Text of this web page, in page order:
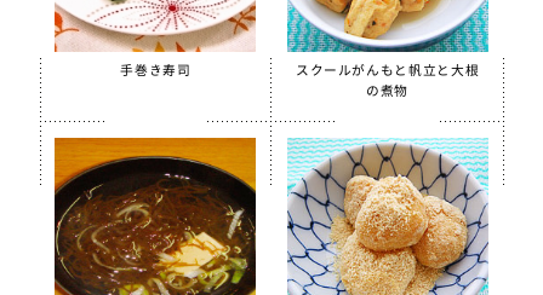
クラスメイト
うの花コロッケ（ひじき入り）
スクールチーズフォンデュサンドコロッケ
白花豆コロッケ
全学栄 かぼちゃチーズフライ
【只今休売中】全学栄 黒豆さつま
ソフトササミフレーク
手巻き寿司
スクールがんもと帆立と大根
の煮物